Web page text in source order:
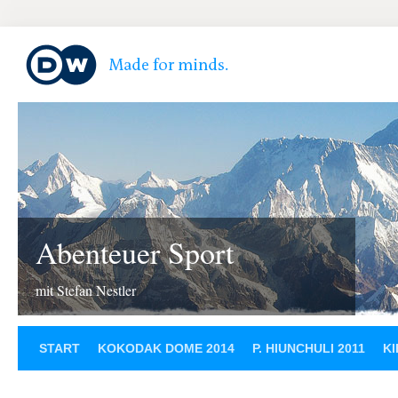
Abenteuer Sport
mit Stefan Nestler
START KOKODAK DOME 2014 P. HIUNCHULI 2011